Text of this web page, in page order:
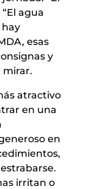
agua
hay
esas
y
mirar.
atractivo
en una
en
irritan o